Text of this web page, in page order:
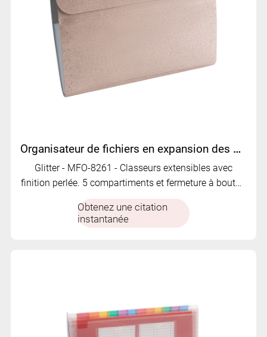
Organisateur de fichiers en expansion des paillettes | MFO-8261
Glitter - MFO-8261 - Classeurs extensibles avec
finition perlée. 5 compartiments et fermeture à bouton
Obtenez une citation
instantanée